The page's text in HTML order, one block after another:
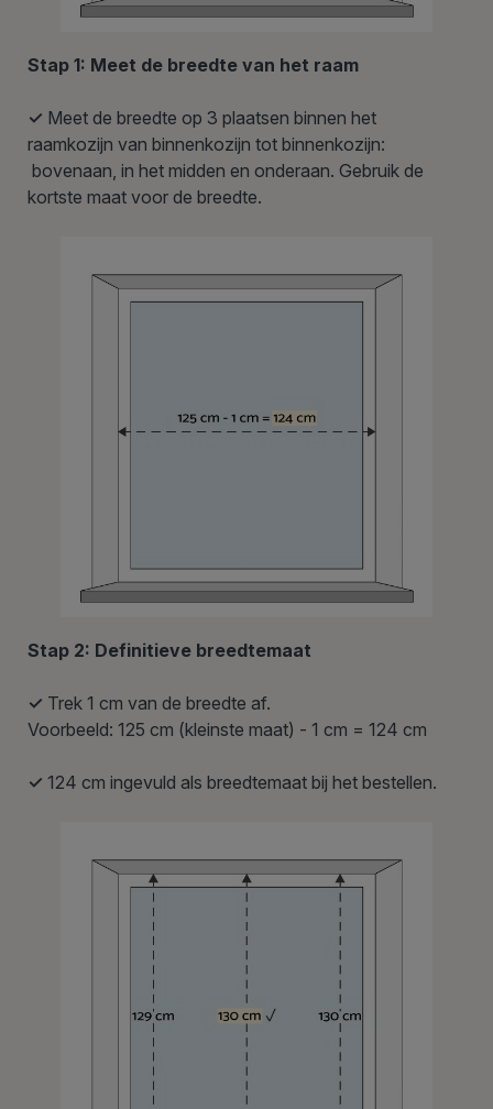
Stap 1: Meet de breedte van het raam
✓ Meet de breedte op 3 plaatsen binnen het
raamkozijn van binnenkozijn tot binnenkozijn:
bovenaan, in het midden en onderaan. Gebruik de
kortste maat voor de breedte.
Stap 2: Definitieve breedtemaat
✓ Trek 1 cm van de breedte af.
Voorbeeld: 125 cm (kleinste maat) - 1 cm = 124 cm
✓ 124 cm ingevuld als breedtemaat bij het bestellen.